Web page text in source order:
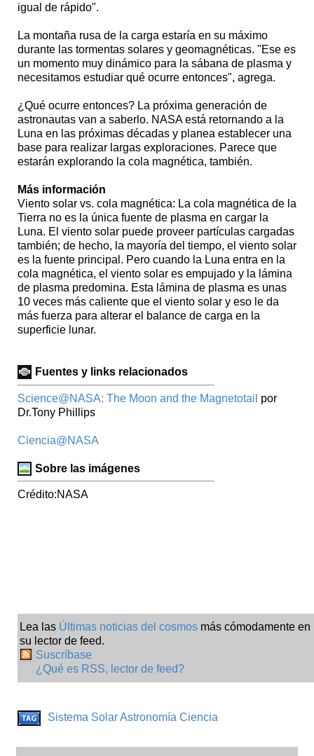
igual de rápido".
La montaña rusa de la carga estaría en su máximo
durante las tormentas solares y geomagnéticas. "Ese es
un momento muy dinámico para la sábana de plasma y
necesitamos estudiar qué ocurre entonces", agrega.
¿Qué ocurre entonces? La próxima generación de
astronautas van a saberlo. NASA está retornando a la
Luna en las próximas décadas y planea establecer una
base para realizar largas exploraciones. Parece que
estarán explorando la cola magnética, también.
Más información
Viento solar vs. cola magnética: La cola magnética de la
Tierra no es la única fuente de plasma en cargar la
Luna. El viento solar puede proveer partículas cargadas
también; de hecho, la mayoría del tiempo, el viento solar
es la fuente principal. Pero cuando la Luna entra en la
cola magnética, el viento solar es empujado y la lámina
de plasma predomina. Esta lámina de plasma es unas
10 veces más caliente que el viento solar y eso le da
más fuerza para alterar el balance de carga en la
superficie lunar.
Fuentes y links relacionados
Science@NASA: The Moon and the Magnetotail por
Dr.Tony Phillips
Ciencia@NASA
Sobre las imágenes
Crédito:NASA
Lea las Últimas noticias del cosmos más cómodamente en
su lector de feed.
Suscríbase
¿Qué es RSS, lector de feed?
Sistema SolarAstronomía Ciencia